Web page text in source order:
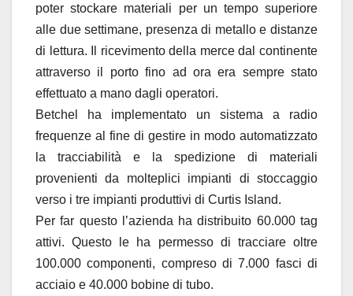
poter stockare materiali per un tempo superiore
alle due settimane, presenza di metallo e distanze
di lettura. Il ricevimento della merce dal continente
attraverso il porto fino ad ora era sempre stato
effettuato a mano dagli operatori.
Betchel ha implementato un sistema a radio
frequenze al fine di gestire in modo automatizzato
la tracciabilità e la spedizione di materiali
provenienti da molteplici impianti di stoccaggio
verso i tre impianti produttivi di Curtis Island.
Per far questo l’azienda ha distribuito 60.000 tag
attivi. Questo le ha permesso di tracciare oltre
100.000 componenti, compreso di 7.000 fasci di
acciaio e 40.000 bobine di tubo.